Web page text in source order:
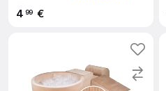
4 99 €